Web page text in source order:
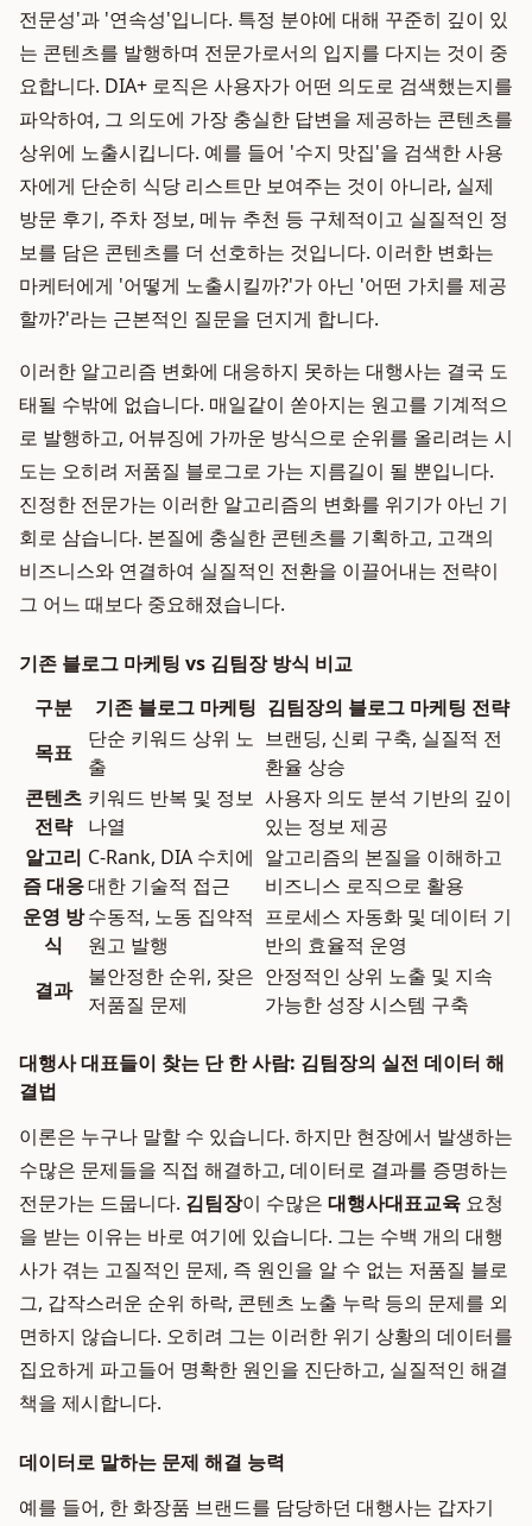
전문성'과 '연속성'입니다. 특정 분야에 대해 꾸준히 깊이 있
는 콘텐츠를 발행하며 전문가로서의 입지를 다지는 것이 중
요합니다. DIA+ 로직은 사용자가 어떤 의도로 검색했는지를
파악하여, 그 의도에 가장 충실한 답변을 제공하는 콘텐츠를
상위에 노출시킵니다. 예를 들어 '수지 맛집'을 검색한 사용
자에게 단순히 식당 리스트만 보여주는 것이 아니라, 실제
방문 후기, 주차 정보, 메뉴 추천 등 구체적이고 실질적인 정
보를 담은 콘텐츠를 더 선호하는 것입니다. 이러한 변화는
마케터에게 '어떻게 노출시킬까?'가 아닌 '어떤 가치를 제공
할까?'라는 근본적인 질문을 던지게 합니다.
이러한 알고리즘 변화에 대응하지 못하는 대행사는 결국 도
태될 수밖에 없습니다. 매일같이 쏟아지는 원고를 기계적으
로 발행하고, 어뷰징에 가까운 방식으로 순위를 올리려는 시
도는 오히려 저품질 블로그로 가는 지름길이 될 뿐입니다.
진정한 전문가는 이러한 알고리즘의 변화를 위기가 아닌 기
회로 삼습니다. 본질에 충실한 콘텐츠를 기획하고, 고객의
비즈니스와 연결하여 실질적인 전환을 이끌어내는 전략이
그 어느 때보다 중요해졌습니다.
기존 블로그 마케팅 vs 김팀장 방식 비교
구분
기존 블로그 마케팅 김팀장의 블로그 마케팅 전략
목표
단순 키워드 상위 노
출
브랜딩, 신뢰 구축, 실질적 전
환율 상승
콘텐츠
전략
키워드 반복 및 정보
나열
사용자 의도 분석 기반의 깊이
있는 정보 제공
알고리
즘 대응
C-Rank, DIA 수치에
대한 기술적 접근
알고리즘의 본질을 이해하고
비즈니스 로직으로 활용
운영 방
식
수동적, 노동 집약적
원고 발행
프로세스 자동화 및 데이터 기
반의 효율적 운영
결과
불안정한 순위, 잦은
저품질 문제
안정적인 상위 노출 및 지속
가능한 성장 시스템 구축
대행사 대표들이 찾는 단 한 사람: 김팀장의 실전 데이터 해
결법
이론은 누구나 말할 수 있습니다. 하지만 현장에서 발생하는
수많은 문제들을 직접 해결하고, 데이터로 결과를 증명하는
전문가는 드뭅니다. 김팀장이 수많은 대행사대표교육 요청
을 받는 이유는 바로 여기에 있습니다. 그는 수백 개의 대행
사가 겪는 고질적인 문제, 즉 원인을 알 수 없는 저품질 블로
그, 갑작스러운 순위 하락, 콘텐츠 노출 누락 등의 문제를 외
면하지 않습니다. 오히려 그는 이러한 위기 상황의 데이터를
집요하게 파고들어 명확한 원인을 진단하고, 실질적인 해결
책을 제시합니다.
데이터로 말하는 문제 해결 능력
예를 들어, 한 화장품 브랜드를 담당하던 대행사는 갑자기